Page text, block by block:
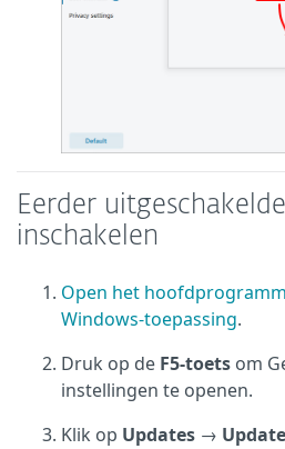
Eerder
inschakelen
Open het
Windows-toepassing.
Druk op de F5-toets om
instellingen te openen.
Klik op Updates →